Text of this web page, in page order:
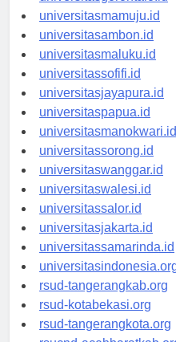
universitasgorontalo.id
universitasmamuju.id
universitasambon.id
universitasmaluku.id
universitassofifi.id
universitasjayapura.id
universitaspapua.id
universitasmanokwari.id
universitassorong.id
universitaswanggar.id
universitaswalesi.id
universitassalor.id
universitasjakarta.id
universitassamarinda.id
universitasindonesia.org
rsud-tangerangkab.org
rsud-kotabekasi.org
rsud-tangerangkota.org